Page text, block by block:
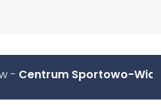
Sportowo-